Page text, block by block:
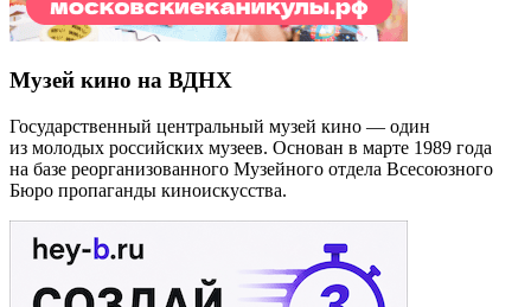
Музей кино на ВДНХ
Государственный центральный музей кино — один
из молодых российских музеев. Основан в марте 1989 года
на базе реорганизованного Музейного отдела Всесоюзного
Бюро пропаганды киноискусства.